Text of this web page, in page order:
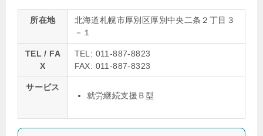
所在地
北海道札幌市厚別区厚別中央二条２丁目３
－１
TEL / FA
X
TEL: 011-887-8823
FAX: 011-887-8323
サービス
就労継続支援Ｂ型